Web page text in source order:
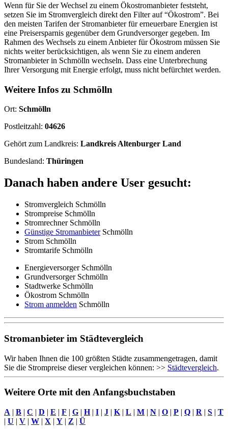
Wenn für Sie der Wechsel zu einem Ökostromanbieter feststeht,
setzen Sie im Stromvergleich direkt den Filter auf “Ökostrom”. Bei
den meisten Tarifen der Stromanbieter für erneuerbare Energien ist
eine Preisersparnis gegenüber dem Grundversorger gegeben. Im
Rahmen des Wechsels zu einem Anbieter für Ökostrom müssen Sie
nichts weiter berücksichtigen, als wenn Sie zu einem anderen
Stromanbieter in Schmölln wechseln. Dass eine Unterbrechung
Ihrer Versorgung mit Energie erfolgt, muss nicht befürchtet werden.
Weitere Infos zu Schmölln
Ort: Schmölln
Postleitzahl: 04626
Gehört zum Landkreis: Landkreis Altenburger Land
Bundesland: Thüringen
Danach haben andere User gesucht:
Stromvergleich Schmölln
Strompreise Schmölln
Stromrechner Schmölln
Günstige StromanbieterSchmölln
Strom Schmölln
Stromtarife Schmölln
Energieversorger Schmölln
Grundversorger Schmölln
Stadtwerke Schmölln
Ökostrom Schmölln
Strom anmelden Schmölln
Stromanbieter im Städtevergleich
Wir haben Ihnen die 100 größten Städte zusammengetragen, damit
Sie die Strompreise dieser vergleichen können: >> Städtevergleich.
Weitere Orte mit den Anfangsbuchstaben
A | B | C | D | E | F | G | H| I | J | K | L | M | N | O | P | Q | R | S | T
| U | V | W | X | Y | Z | Ü